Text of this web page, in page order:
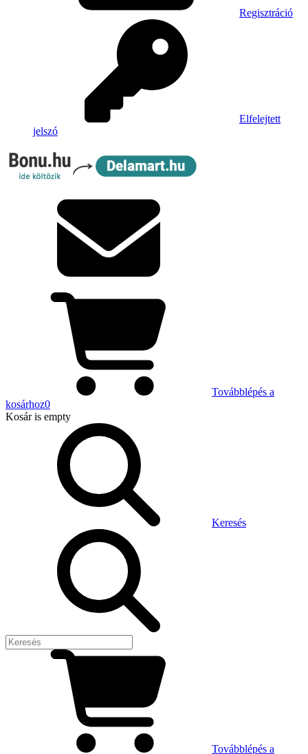
Regisztráció
Elfelejtett
jelszó
Továbblépés a
kosárhoz0
Kosáris empty
Keresés
Továbblépés a